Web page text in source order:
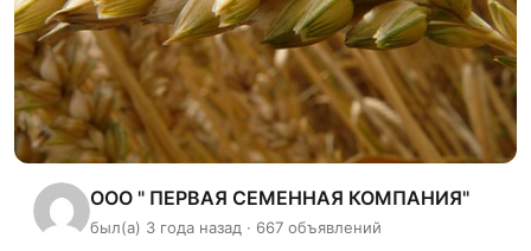
ООО " ПЕРВАЯ СЕМЕННАЯ КОМПАНИЯ"
был(а) 3 года назад · 667 объявлений